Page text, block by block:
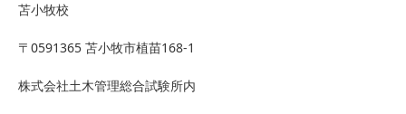
苫小牧校
〒0591365 苫小牧市植苗168-1
株式会社土木管理総合試験所内